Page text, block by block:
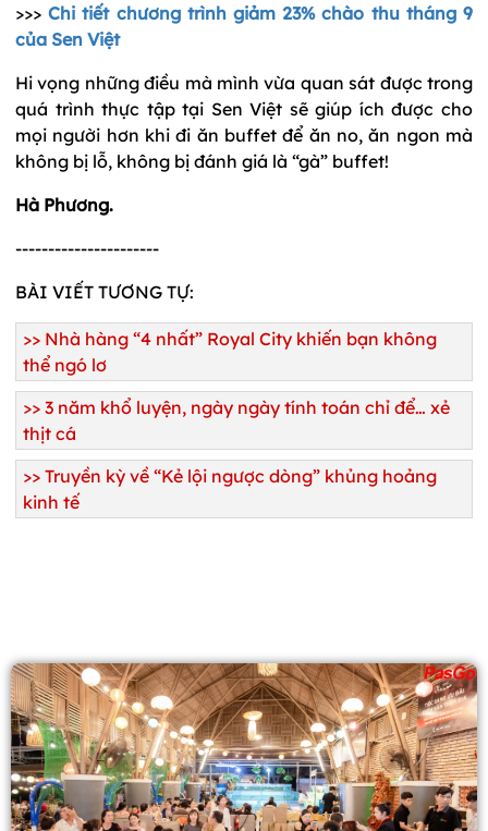
>>>Chi tiết chương trình giảm 23% chào thu tháng 9
của Sen Việt
Hi vọng những điều mà mình vừa quan sát được trong
quá trình thực tập tại Sen Việt sẽ giúp ích được cho
mọi người hơn khi đi ăn buffet để ăn no, ăn ngon mà
không bị lỗ, không bị đánh giá là “gà” buffet!
Hà Phương.
----------------------
BÀI VIẾT TƯƠNG TỰ:
>> Nhà hàng “4 nhất” Royal City khiến bạn không
thể ngó lơ
>> 3 năm khổ luyện, ngày ngày tính toán chỉ để… xẻ
thịt cá
>> Truyền kỳ về “Kẻ lội ngược dòng” khủng hoảng
kinh tế